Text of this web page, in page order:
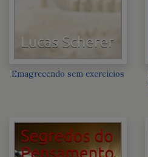
Emagrecendo sem exercicios